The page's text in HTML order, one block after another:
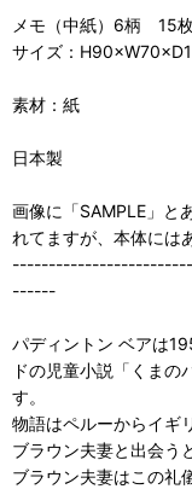
メモ（中紙）6柄 15
サイズ：
素材：紙
日本製
画像に「SAMPLE」と
れてますが、本体には
------
パディントン ベアは
ドの児童小説「くま
す。
物語はペルーからイギ
ブラウン夫妻と出会う
ブラウン夫妻はこの礼